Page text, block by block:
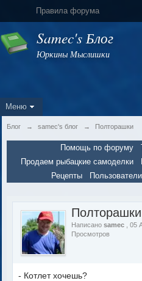
Правила форума
Samec's Блог
Юркины Мыслишки
Меню
Блог → samec's блог → Полторашки
Помощь по форуму
Продаем рыбацкие самоделки
Рецепты
Пользователи
Полторашки
Написаноsamec
, 05
Просмотров
- Котлет хочешь?